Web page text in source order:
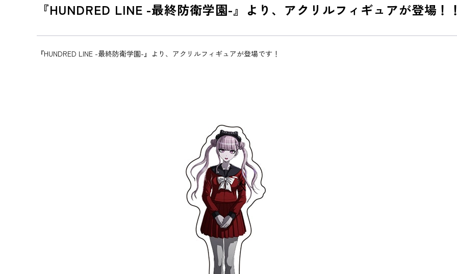
『HUNDRED LINE -最終防衛学園-』より、アクリルフィギュアが登場！
『HUNDRED LINE -最終防衛学園-』より、アクリルフィギュアが登場です！